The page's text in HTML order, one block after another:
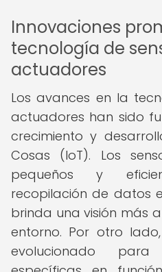
Innovaciones
tecnología de
actuadores
Los avances en la
actuadores han sido
crecimiento y
Cosas (IoT). Los
pequeños y
recopilación de datos
brinda una visión más
entorno. Por otro
evolucionado